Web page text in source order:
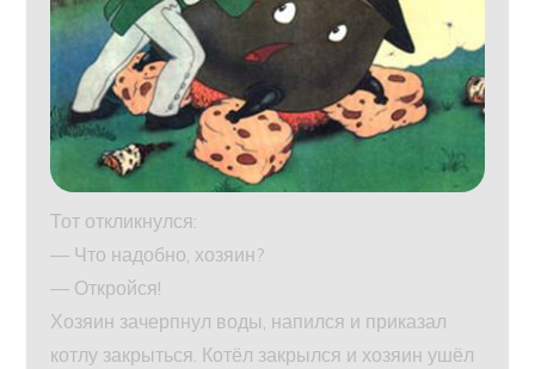
Тот откликнулся:
— Что надобно, хозяин?
— Откройся!
Хозяин зачерпнул воды, напился и приказал
котлу закрыться. Котёл закрылся и хозяин ушёл